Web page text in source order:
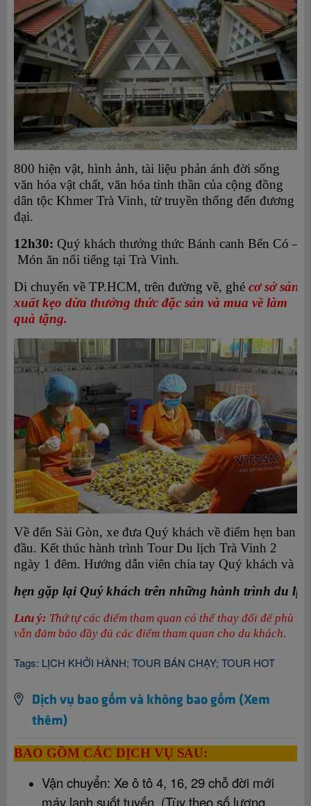
800 hiện vật, hình ảnh, tài liệu phản ánh đời sống
văn hóa vật chất, văn hóa tinh thần của cộng đồng
dân tộc Khmer Trà Vinh, từ truyền thống đến đương
đại.
12h30: Quý khách thưởng thức Bánh canh Bến Có –
Món ăn nổi tiếng tại Trà Vinh.
Di chuyển về TP.HCM, trên đường về, ghé cơ sở sản
xuất kẹo dừa thưởng thức đặc sản và mua về làm
quà tặng.
Về đến Sài Gòn, xe đưa Quý khách về điểm hẹn ban
đầu. Kết thúc hành trình Tour Du lịch Trà Vinh 2
ngày 1 đêm. Hướng dẫn viên chia tay Quý khách và
hẹn gặp lại Quý khách trên những hành trình du
Lưu ý: Thứ tự các điểm tham quan có thể thay đổi để phù
vẫn đảm bảo đầy đủ các điểm tham quan cho du khách.
Tags: LỊCH KHỞI HÀNH; TOUR BÁN CHẠY; TOUR HOT
Dịch vụ bao gồm và không bao gồm (Xem
thêm)
BAO GỒM CÁC DỊCH VỤ SAU:
Vận chuyển: Xe ô tô 4, 16, 29 chỗ đời mới
máy lạnh suốt tuyến. (Tùy theo số lượng